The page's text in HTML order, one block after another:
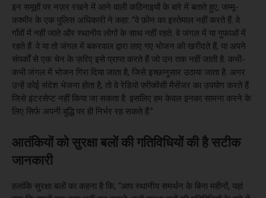
इन समूहों पर नज़र रखने में आने वाली कठिनाइयों के बारे में बताते हुए, जम्मू-
कश्मीर के एक पुलिस अधिकारी ने कहा: “वे फ़ोन का इस्तेमाल नहीं करते हैं. वे
गाँवों में नहीं जाते और स्थानीय लोगों के साथ नहीं रहते. वे जंगल में या गुफाओं में
रहते हैं. वे या तो जंगल में बकरवाल द्वारा लाए गए भोजन को खरीदते हैं, या अपने
संपर्कों से एक चेन के ज़रिए इसे प्राप्त करते हैं जो उन तक नहीं जाती है. कभी-
कभी जंगल में भोजन गिरा दिया जाता है, जिसे इच्छानुसार उठाया जाता है. अगर
उन्हें कोई संदेश भेजना होता है, तो वे रेडियो फ़्रीक्वेंसी मैसेंजर का उपयोग करते हैं
जिसे इंटरसेप्ट नहीं किया जा सकता है. इसलिए हम केवल इनका सामना करने के
लिए सिर्फ अपनी बुद्धि पर ही निर्भर रह सकते हैं.”
आतंकियों को सुरक्षा बलों की गतिविधियों की है सटीक
जानकारी
हलांकि सुरक्षा बलों का कहना है कि, “आप स्थानीय समर्थन के बिना महीनों, यहां